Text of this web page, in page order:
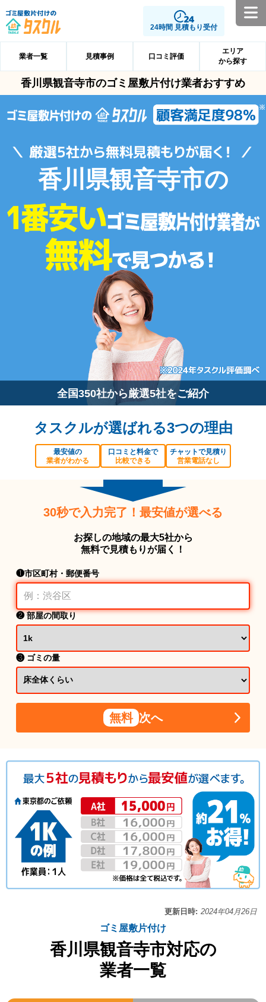
24時間 見積もり受付
業者一覧 見積事例 口コミ評価
エリア
から探す
香川県観音寺市のゴミ屋敷片付け業者おすすめ
香川県観音寺市の
全国350社から厳選5社をご紹介
タスクルが選ばれる3つの理由
最安値の
業者がわかる
口コミと料金で
比較できる
チャットで見積り
営業電話なし
30秒で入力完了！最安値が選べる
お探しの地域の最大5社から
無料で見積もりが届く！
❶市区町村・郵便番号
❷ 部屋の間取り
❸ ゴミの量
無料 次へ
更新日時: 2024年04月26日
ゴミ屋敷片付け
香川県観音寺市対応の
業者一覧